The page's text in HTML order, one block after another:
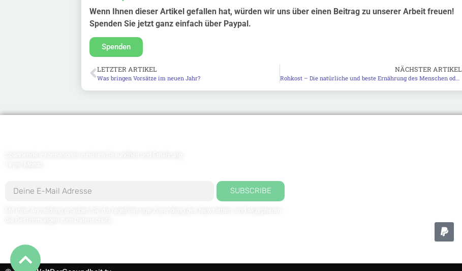
Wenn Ihnen dieser Artikel gefallen hat, würden wir uns über einen Beitrag zu unserer Arbeit freuen!
Spenden Sie jetzt ganz einfach über Paypal.
Spenden
LETZTER ARTIKEL
Was bringen Vorsätze im neuen Jahr?
NÄCHSTER ARTIKEL
Rohkost – Die natürliche und beste Ernährung des Menschen oder nur ein Ernährungs-Hype?
SUBSCRIBE